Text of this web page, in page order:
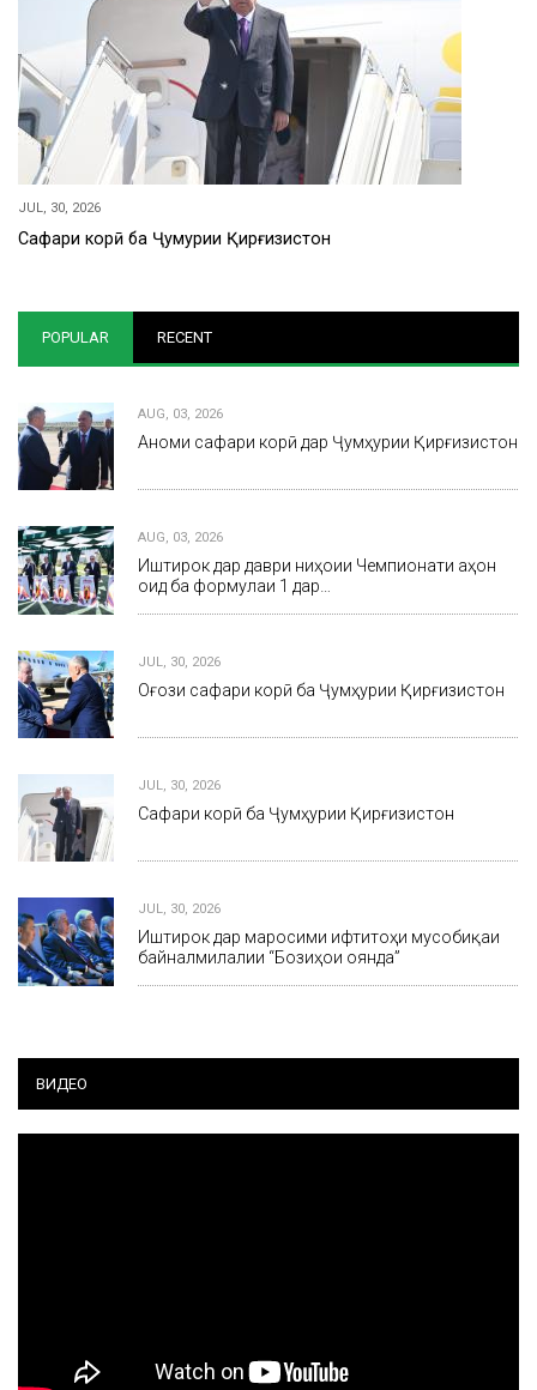
JUL, 30, 2026
Сафари корӣ ба Ҷумҳурии Қирғизистон
POPULAR RECENT
AUG, 03, 2026
Анҷоми сафари корӣ дар Ҷумҳурии Қирғизистон
AUG, 03, 2026
Иштирок дар даври ниҳоии Чемпионати ҷаҳон
оид ба формулаи 1 дар…
JUL, 30, 2026
Оғози сафари корӣ ба Ҷумҳурии Қирғизистон
JUL, 30, 2026
Сафари корӣ ба Ҷумҳурии Қирғизистон
JUL, 30, 2026
Иштирок дар маросими ифтитоҳи мусобиқаи
байналмилалии “Бозиҳои оянда”
ВИДЕО